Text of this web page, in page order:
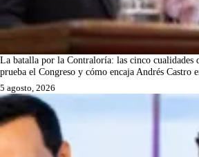
La batalla por la Contraloría: las cinco cualidades
prueba el Congreso y cómo encaja Andrés Castro
5 agosto, 2026